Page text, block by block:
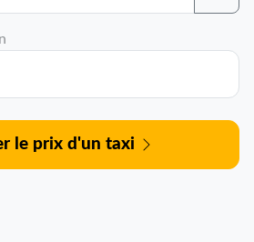
le prix d'un taxi